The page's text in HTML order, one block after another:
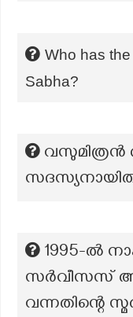
Who has
Sabha?
1995-ൽ
സർവീസസ്
വന്നതിന്റെ